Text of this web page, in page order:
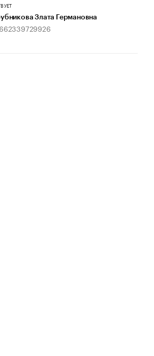
Злата Германовна